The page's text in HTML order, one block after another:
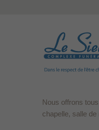
Nous offrons
chapelle, salle